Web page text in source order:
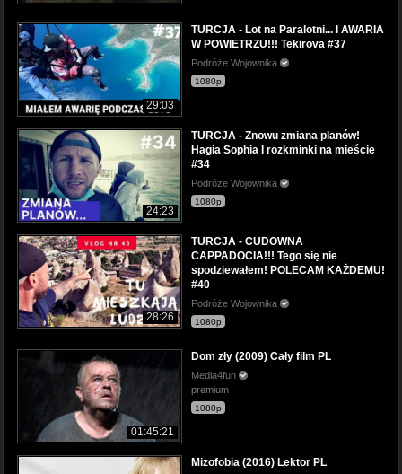
29:03
TURCJA - Lot na Paralotni... I AWARIA
W POWIETRZU!!! Tekirova #37
Podróże Wojownika
1080p
24:23
TURCJA - Znowu zmiana planów!
Hagia Sophia I rozkminki na mieście
#34
Podróże Wojownika
1080p
28:26
TURCJA - CUDOWNA
CAPPADOCIA!!! Tego się nie
spodziewałem! POLECAM KAŻDEMU!
#40
Podróże Wojownika
1080p
01:45:21
Dom zły (2009) Cały film PL
Media4fun
premium
1080p
Mizofobia (2016) Lektor PL